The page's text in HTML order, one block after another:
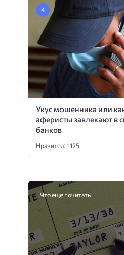
Укус мошенника или
аферисты завлекают в
банков
Нравится: 1125
Что еще почитать